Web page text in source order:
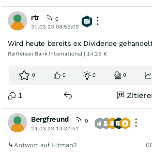
rtr
0
31.03.23 08:55:09
Wird heute bereits ex Dividende
Raiffeisen Bank International | 14,25 €
0 0 0 0
1
Bergfreund
0
24.03.23 13:37:52
Antwort auf Hitman2